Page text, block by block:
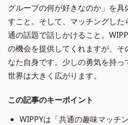
グループの何が好きなのか」を
すこと。そして、マッチングし
通の話題で話しかけること。
の機会を提供してくれますが、
なた自身です。少しの勇気を持っ
世界は大きく広がります。
この記事のキーポイント
WIPPYは「共通の趣味マッチ